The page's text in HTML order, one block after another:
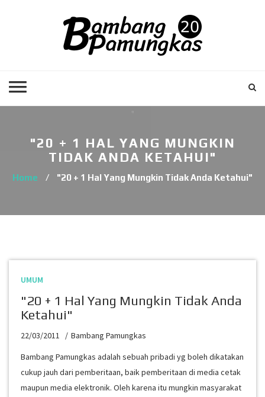
"20 + 1 HAL YANG MUNGKIN
TIDAK ANDA KETAHUI"
Home / "20 + 1 Hal Yang Mungkin Tidak Anda Ketahui"
UMUM
"20 + 1 Hal Yang Mungkin Tidak Anda
Ketahui"
22/03/2011
Bambang Pamungkas
Bambang Pamungkas adalah sebuah pribadi yg boleh dikatakan
cukup jauh dari pemberitaan, baik pemberitaan di media cetak
maupun media elektronik. Oleh karena itu mungkin masyarakat